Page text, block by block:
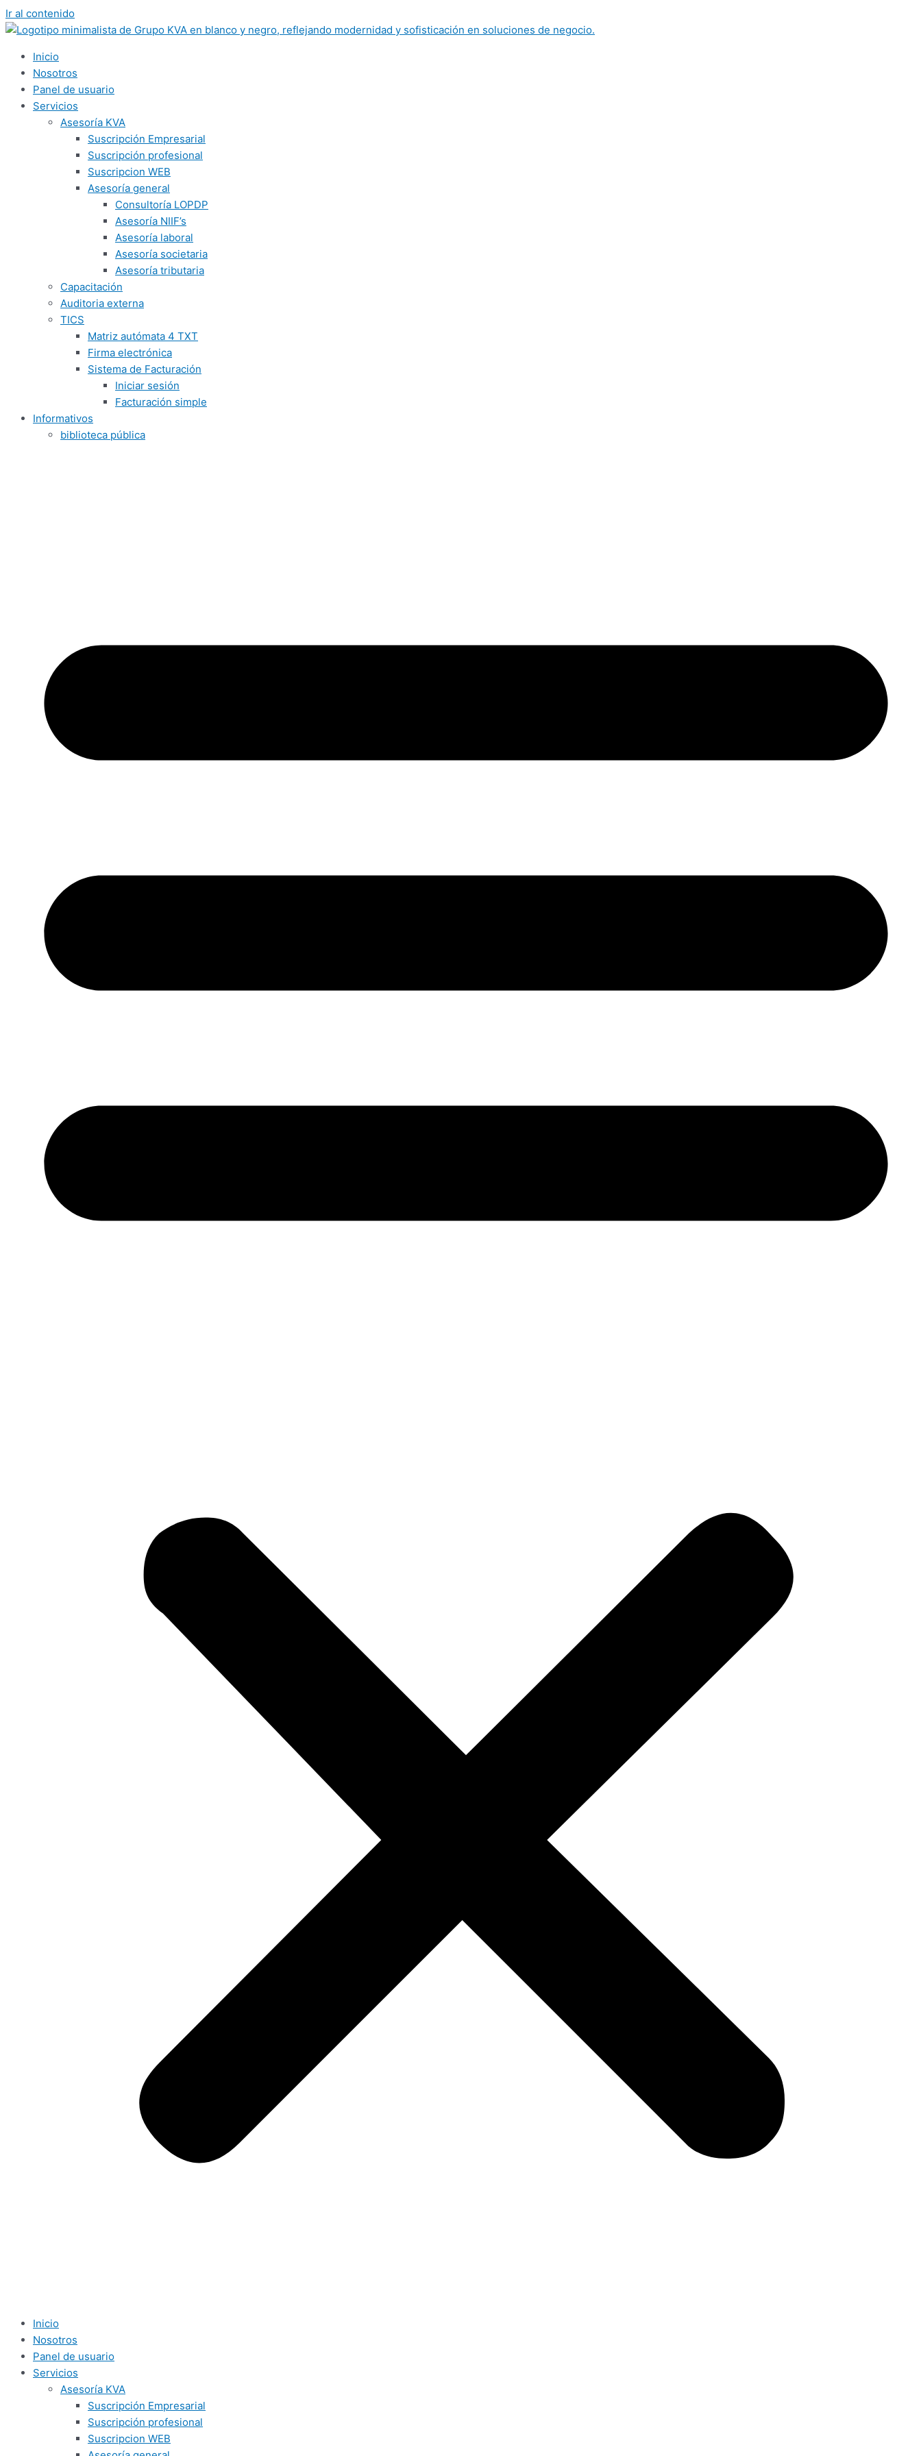
Ir al contenido
Inicio
Nosotros
Panel de usuario
Servicios
Asesoría KVA
Suscripción Empresarial
Suscripción profesional
Suscripcion WEB
Asesoría general
Consultoría LOPDP
Asesoría NIIF’s
Asesoría laboral
Asesoría societaria
Asesoría tributaria
Capacitación
Auditoria externa
TICS
Matriz autómata 4 TXT
Firma electrónica
Sistema de Facturación
Iniciar sesión
Facturación simple
Informativos
biblioteca pública
Inicio
Nosotros
Panel de usuario
Servicios
Asesoría KVA
Suscripción Empresarial
Suscripción profesional
Suscripcion WEB